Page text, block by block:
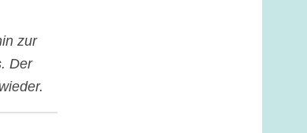
zur
Der